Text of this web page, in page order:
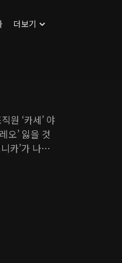
더보기
원 ‘카세’ 야
오’ 잃을 것
카’가 나타
년 가장